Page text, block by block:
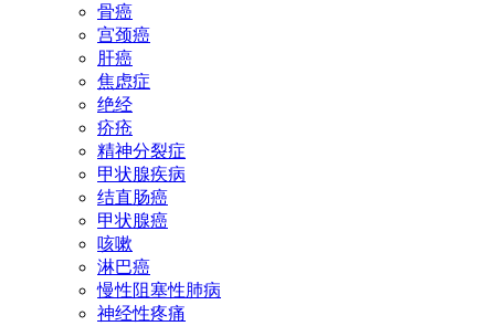
骨癌
宫颈癌
肝癌
焦虑症
绝经
疥疮
精神分裂症
甲状腺疾病
结直肠癌
甲状腺癌
咳嗽
淋巴癌
慢性阻塞性肺病
神经性疼痛